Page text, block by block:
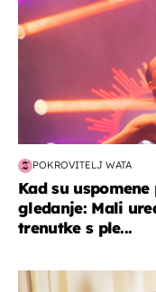
POKROVITELJ WATA
Kad su
gledanje: Mali
trenutke s ple...
moda & ljepota